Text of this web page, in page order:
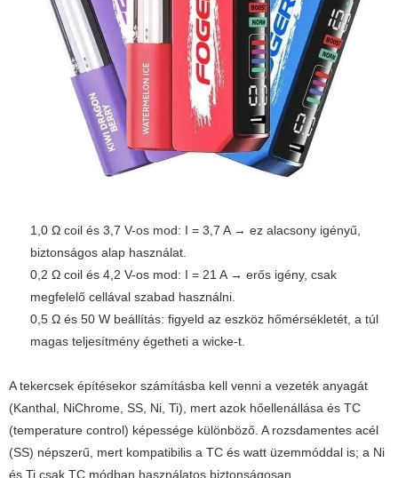
1,0 Ω coil és 3,7 V-os mod: I = 3,7 A → ez alacsony igényű,
biztonságos alap használat.
0,2 Ω coil és 4,2 V-os mod: I = 21 A → erős igény, csak
megfelelő cellával szabad használni.
0,5 Ω és 50 W beállítás: figyeld az eszköz hőmérsékletét, a túl
magas teljesítmény égetheti a wicke-t.
A tekercsek építésekor számításba kell venni a vezeték anyagát
(Kanthal, NiChrome, SS, Ni, Ti), mert azok hőellenállása és TC
(temperature control) képessége különböző. A rozsdamentes acél
(SS) népszerű, mert kompatibilis a TC és watt üzemmóddal is; a Ni
és Ti csak TC módban használatos biztonságosan.